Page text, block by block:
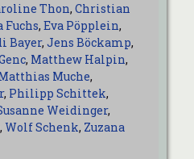
Thon, Christian
, Eva Pöpplein,
Bayer, Jens Böckamp,
, Matthew Halpin,
Muche,
, Philipp Schittek,
Weidinger,
, Wolf Schenk, Zuzana